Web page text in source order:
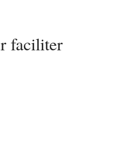
faciliter